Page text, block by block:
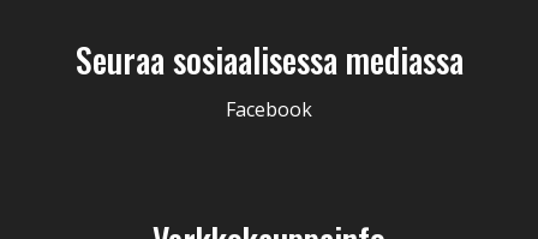
Seuraa sosiaalisessa mediassa
Facebook